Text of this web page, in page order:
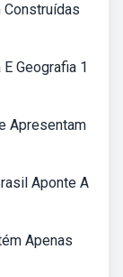
Construídas
Geografia 1
Apresentam
Aponte A
Apenas